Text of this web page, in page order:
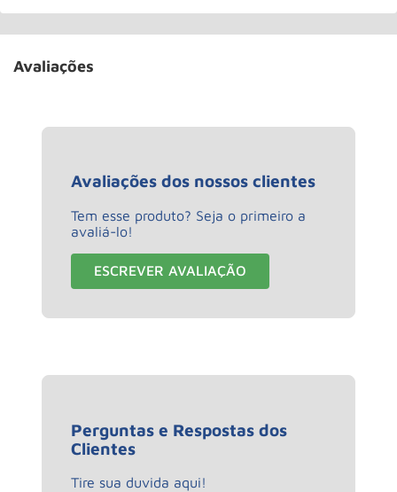
Avaliações
Avaliações dos nossos clientes
Tem esse produto? Seja o primeiro a
avaliá-lo!
ESCREVER AVALIAÇÃO
Perguntas e Respostas dos
Clientes
Tire sua duvida aqui!